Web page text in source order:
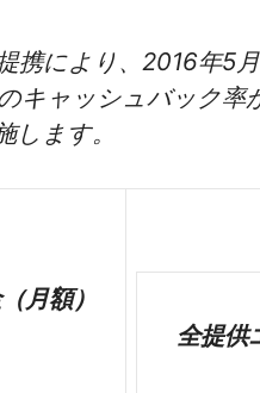
携により、2016年5
キャッシュバック
ます。
月額）
全提供